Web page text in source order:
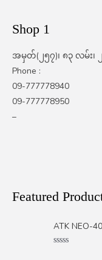
Shop 1
အမှတ်(၂၅၇)၊ ၈၃ လမ်း၊
Phone :
09-777778940
09-777778950
–
Featured
ATK NEO-